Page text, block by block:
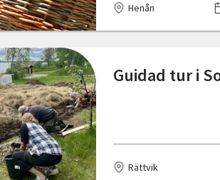
Henån
Guidad tur i
Rättvik